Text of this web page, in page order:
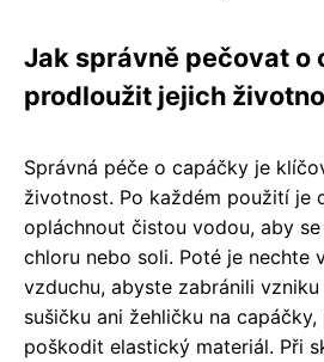
Jak správně pečovat o
prodloužit jejich
Správná péče o capáčky je
životnost. Po každém použití je
opláchnout čistou vodou, aby
chloru nebo soli. Poté je nechte
vzduchu, abyste zabránili
sušičku ani žehličku na
poškodit elastický materiál. Při